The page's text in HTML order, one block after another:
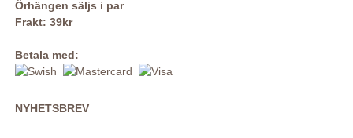
Örhängen säljs i par
Frakt: 39kr
Betala med:
NYHETSBREV